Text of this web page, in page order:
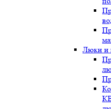
Люки и